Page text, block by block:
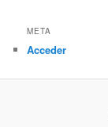
META
Acceder